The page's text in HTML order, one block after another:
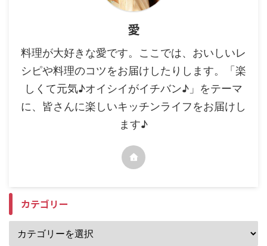
愛
料理が大好きな愛です。ここでは、おいしいレ
シピや料理のコツをお届けしたりします。「楽
しくて元気♪オイシイがイチバン♪」をテーマ
に、皆さんに楽しいキッチンライフをお届けし
ます♪
カテゴリー